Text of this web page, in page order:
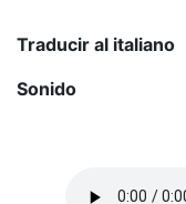
Traducir al italiano
Sonido